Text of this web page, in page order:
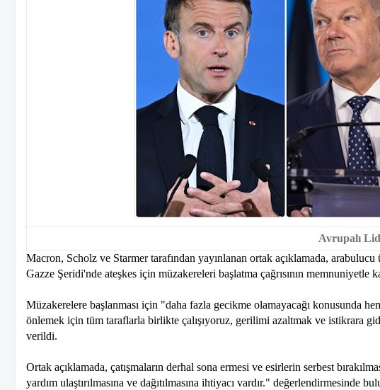
Avrupalı
Macron, Scholz ve Starmer tarafından yayınlanan ortak açıklamada,
Gazze Şeridi'nde ateşkes için müzakereleri başlatma çağrısının memnuniyetle
Müzakerelere başlanması için "daha fazla gecikme olamayacağı konusunda
önlemek için tüm taraflarla birlikte çalışıyoruz, gerilimi azaltmak ve istikrara
verildi.
Ortak açıklamada, çatışmaların derhal sona ermesi ve esirlerin serbest
yardım ulaştırılmasına ve dağıtılmasına ihtiyacı vardır." değerlendirmesinde